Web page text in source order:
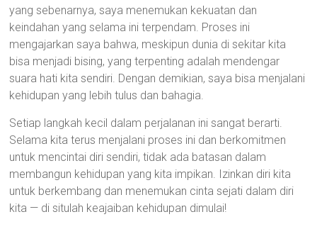
yang sebenarnya, saya menemukan kekuatan dan
keindahan yang selama ini terpendam. Proses ini
mengajarkan saya bahwa, meskipun dunia di sekitar kita
bisa menjadi bising, yang terpenting adalah mendengar
suara hati kita sendiri. Dengan demikian, saya bisa menjalani
kehidupan yang lebih tulus dan bahagia.
Setiap langkah kecil dalam perjalanan ini sangat berarti.
Selama kita terus menjalani proses ini dan berkomitmen
untuk mencintai diri sendiri, tidak ada batasan dalam
membangun kehidupan yang kita impikan. Izinkan diri kita
untuk berkembang dan menemukan cinta sejati dalam diri
kita — di situlah keajaiban kehidupan dimulai!